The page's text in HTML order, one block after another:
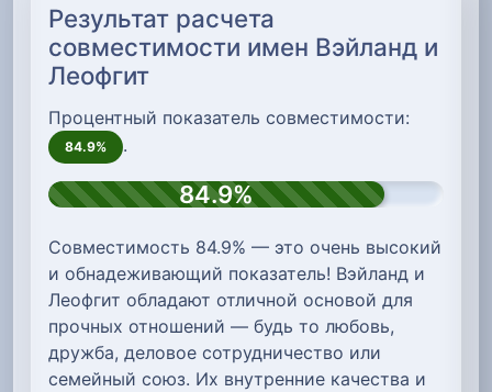
Результат расчета
совместимости имен Вэйланд и
Леофгит
Процентный показатель совместимости:
84.9% .
84.9%
Совместимость 84.9% — это очень высокий
и обнадеживающий показатель! Вэйланд и
Леофгит обладают отличной основой для
прочных отношений — будь то любовь,
дружба, деловое сотрудничество или
семейный союз. Их внутренние качества и